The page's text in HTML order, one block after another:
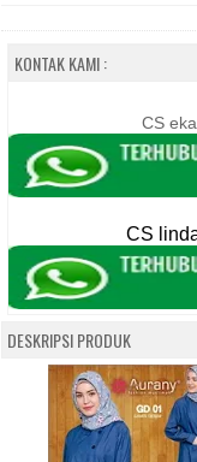
KONTAK KAMI :
CS
CS
DESKRIPSI PRODUK